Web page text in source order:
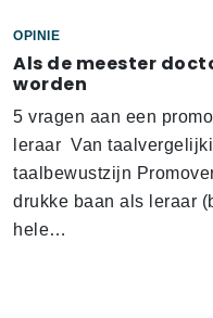
OPINIE
Als de meester
worden
5 vragen aan een
leraar Van
taalbewustzijn
drukke baan als leraar
hele…